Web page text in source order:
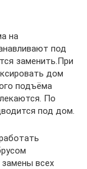
на
под
заменить.При
дом
подъёма
По
под дом.
всех